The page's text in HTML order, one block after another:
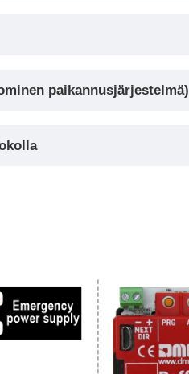
paikannusjärjestelmä)